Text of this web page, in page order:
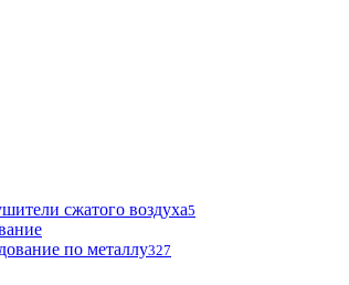
сжатого воздуха5
по металлу327